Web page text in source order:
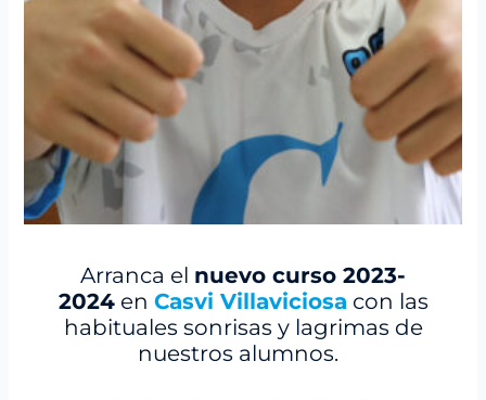
Arranca el nuevo curso 2023-
2024en Casvi Villaviciosa con las
habituales sonrisas y lagrimas de
nuestros alumnos.